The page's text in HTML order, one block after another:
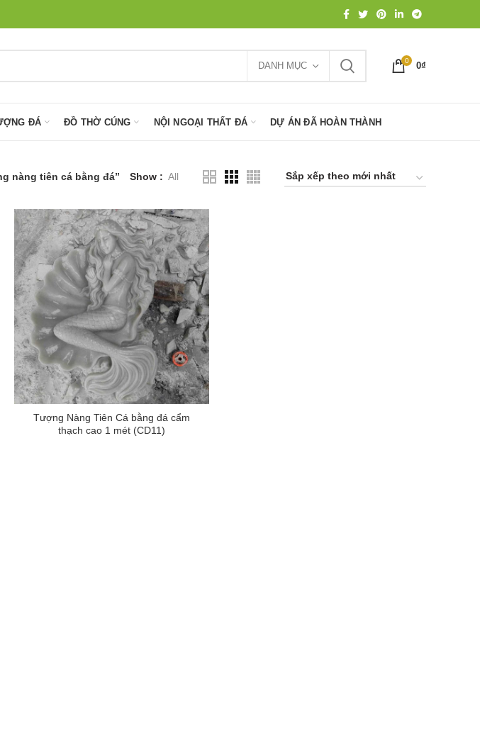
DANH MỤC 0 0₫
ĐÁ ĐỒ THỜ CÚNG NỘI NGOẠI THẤT ĐÁ DỰ ÁN ĐÃ HOÀN THÀNH
nàng tiên cá bằng đá” Show All
Tượng Nàng Tiên Cá bằng đá cẩm
thạch cao 1 mét (CD11)